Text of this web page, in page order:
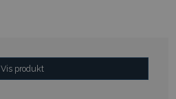
Vis produkt